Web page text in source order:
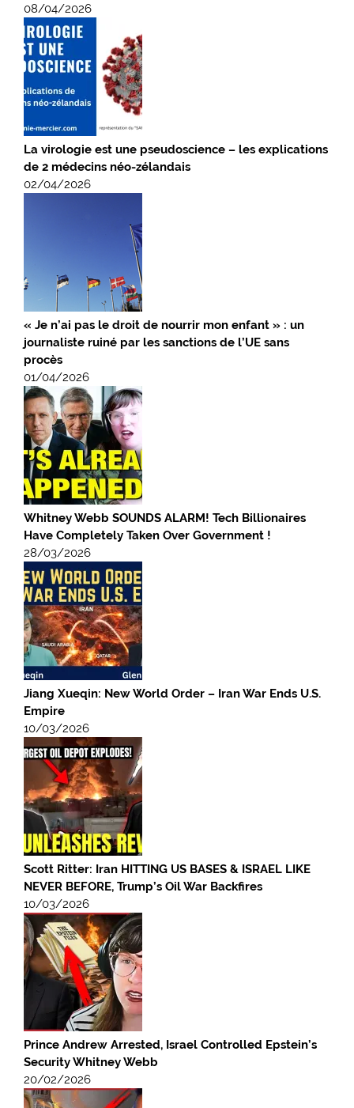
08/04/2026
La virologie est une pseudoscience – les explications
de 2 médecins néo-zélandais
02/04/2026
« Je n’ai pas le droit de nourrir mon enfant » : un
journaliste ruiné par les sanctions de l’UE sans
procès
01/04/2026
Whitney Webb SOUNDS ALARM! Tech Billionaires
Have Completely Taken Over Government !
28/03/2026
Jiang Xueqin: New World Order – Iran War Ends U.S.
Empire
10/03/2026
Scott Ritter: Iran HITTING US BASES & ISRAEL LIKE
NEVER BEFORE, Trump’s Oil War Backfires
10/03/2026
Prince Andrew Arrested, Israel Controlled Epstein’s
Security Whitney Webb
20/02/2026